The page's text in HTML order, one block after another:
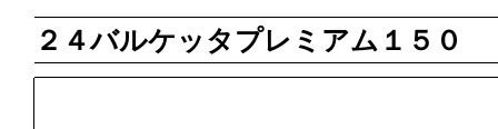
２４バルケッタプレミアム１５０